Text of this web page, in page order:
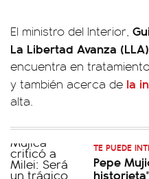
El ministro del Interior,
La Libertad Avanza (LLA)
encuentra en
y también acerca de la
alta.
TE PUEDE
Pepe